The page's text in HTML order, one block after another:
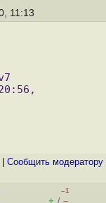
11:13
Cообщить модератору
–1
+ / –